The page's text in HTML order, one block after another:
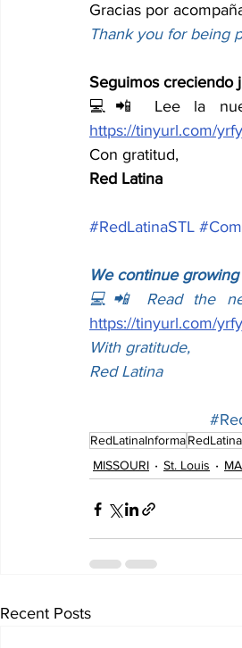
Gracias por
Thank you for being
Seguimos creciendo
https://tinyurl.com/
Con gratitud,
Red Latina
#RedLatinaSTL
We continue
https://tinyurl.com/
With gratitude,
Red Latina
RedLatinaInforma
MISSOURI
St. Louis
Recent Posts